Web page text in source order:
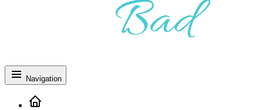
Navigation